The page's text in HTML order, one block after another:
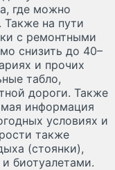
где можно
Также на пути
с ремонтными
снизить до 40–
и прочих
табло,
дороги. Также
информация
условиях и
также
(стоянки),
биотуалетами.